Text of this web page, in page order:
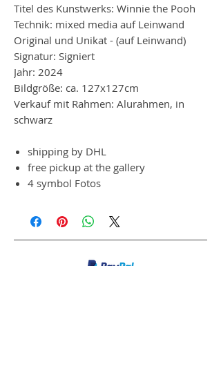
Titel des Kunstwerks: Winnie the Pooh
Technik: mixed media auf Leinwand
Original und Unikat - (auf Leinwand)
Signatur: Signiert
Jahr: 2024
Bildgröße: ca. 127x127cm
Verkauf mit Rahmen: Alurahmen, in
schwarz
shipping by DHL
free pickup at the gallery
4 symbol Fotos